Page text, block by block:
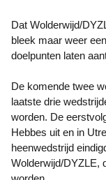
Dat Wolderwijd/DYZLE over meerdere schijven kan scoren
bleek maar weer
doelpunten laten
De komende twee
laatste drie
worden. De
Hebbes uit en in
heenwedstrijd
Wolderwijd/DYZLE,